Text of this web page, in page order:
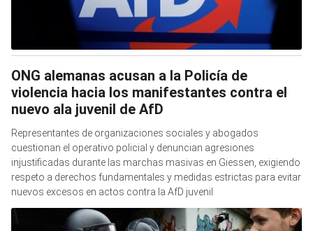
ONG alemanas acusan a la Policía de
violencia hacia los manifestantes contra el
nuevo ala juvenil de AfD
Representantes de organizaciones sociales y abogados
cuestionan el operativo policial y denuncian agresiones
injustificadas durante las marchas masivas en Giessen, exigiendo
respeto a derechos fundamentales y medidas estrictas para evitar
nuevos excesos en actos contra la AfD juvenil